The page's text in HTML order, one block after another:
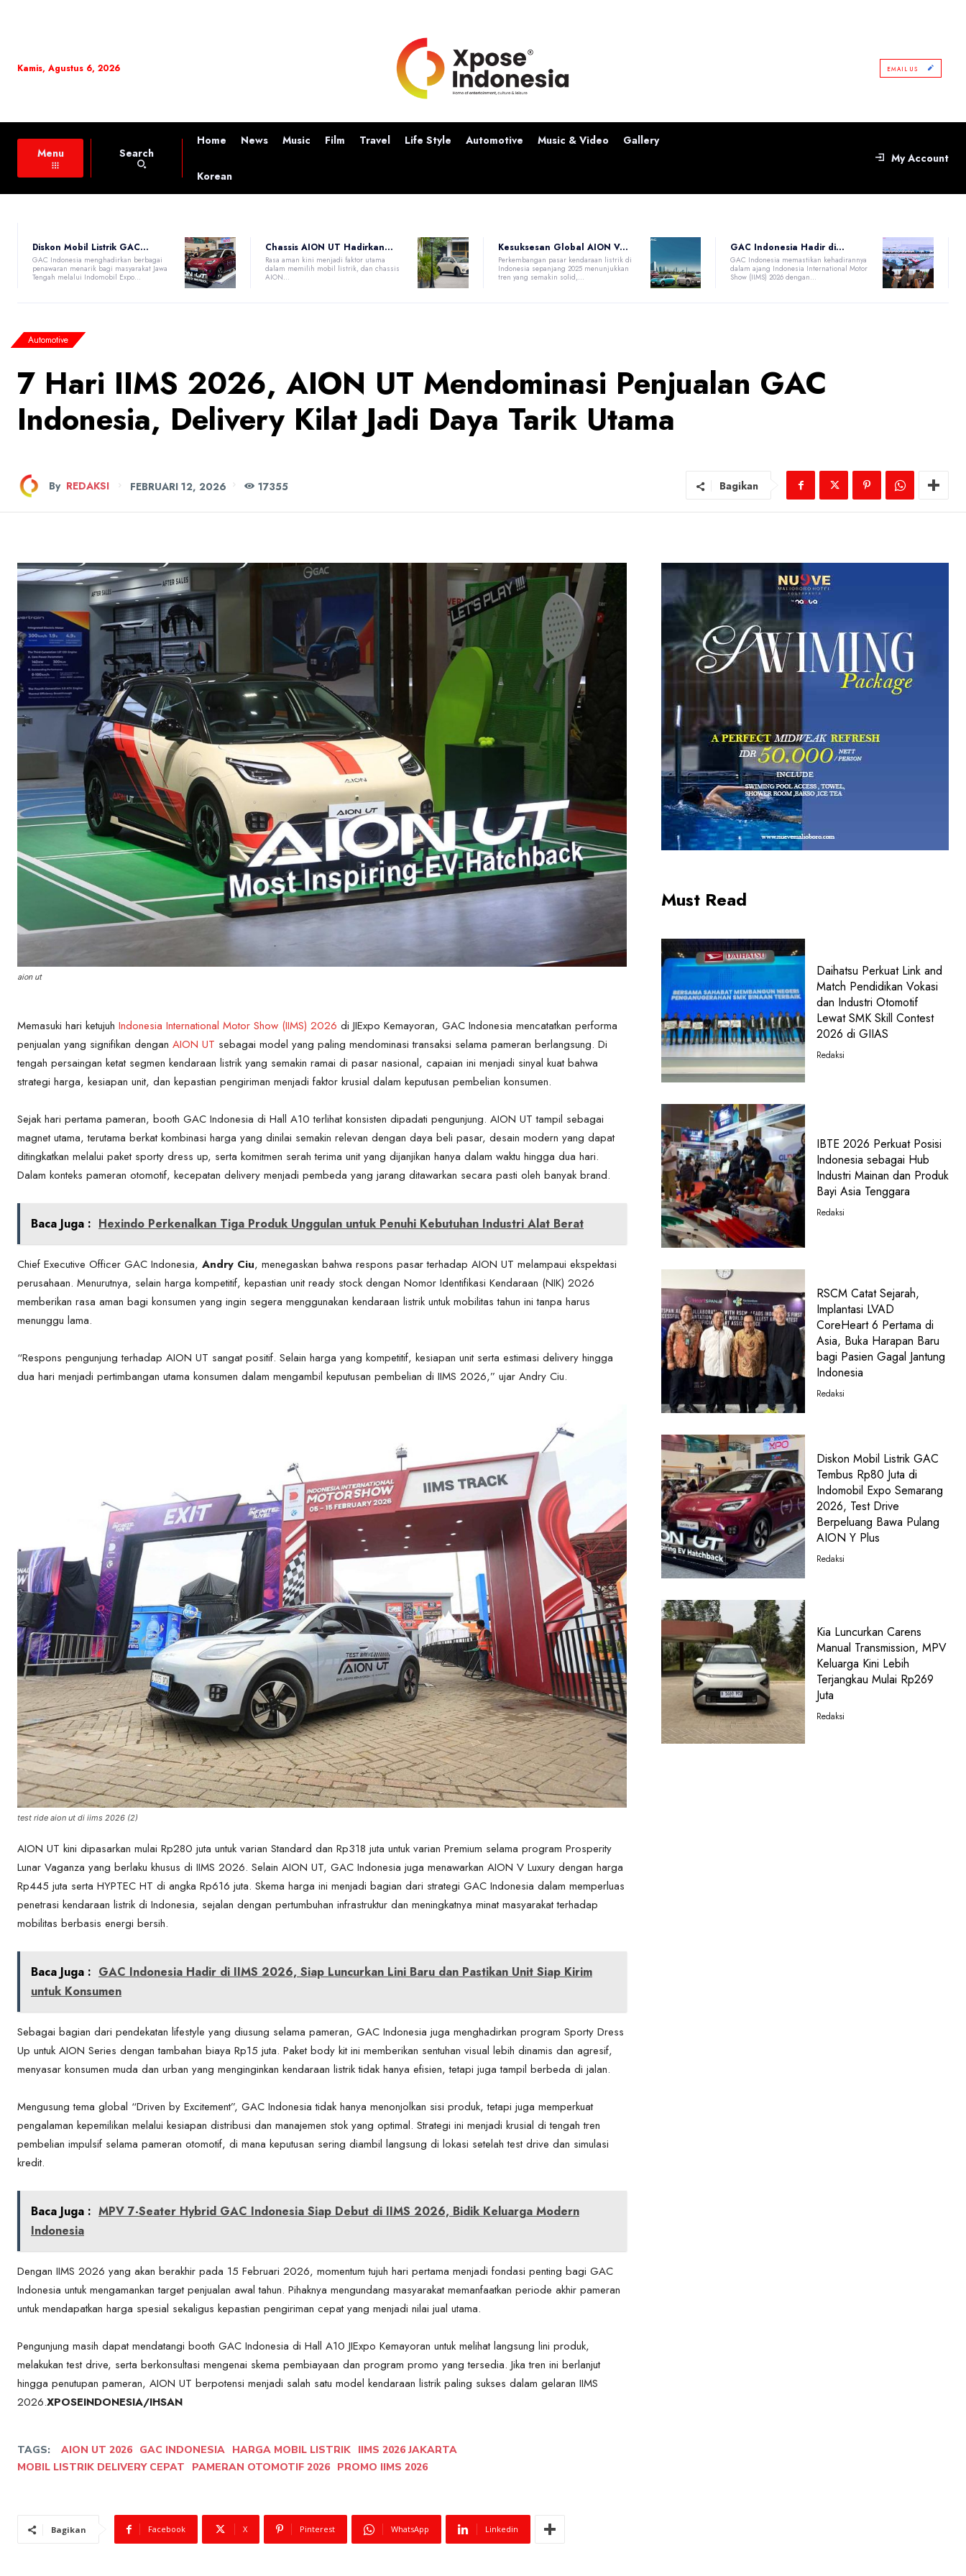
Kamis, Agustus 6, 2026 EMAIL US
Menu Search
Home News Music Film Travel Life Style Automotive Music & Video Gallery
Korean
My Account
Diskon Mobil Listrik GAC...
GAC Indonesia menghadirkan berbagai
penawaran menarik bagi masyarakat Jawa
Tengah melalui Indomobil Expo...
Chassis AION UT Hadirkan...
Rasa aman kini menjadi faktor utama
dalam memilih mobil listrik, dan chassis
AION...
Kesuksesan Global AION V...
Perkembangan pasar kendaraan listrik di
Indonesia sepanjang 2025 menunjukkan
tren yang semakin solid,...
GAC Indonesia Hadir di...
GAC Indonesia memastikan kehadirannya
dalam ajang Indonesia International Motor
Show (IIMS) 2026 dengan...
Automotive
7 Hari IIMS 2026, AION UT Mendominasi Penjualan GAC
Indonesia, Delivery Kilat Jadi Daya Tarik Utama
By REDAKSI FEBRUARI 12, 2026 17355 Bagikan
aion ut
Memasuki hari ketujuh Indonesia International Motor Show (IIMS) 2026 di JIExpo Kemayoran, GAC Indonesia mencatatkan performa
penjualan yang signifikan dengan AION UT sebagai model yang paling mendominasi transaksi selama pameran berlangsung. Di
tengah persaingan ketat segmen kendaraan listrik yang semakin ramai di pasar nasional, capaian ini menjadi sinyal kuat bahwa
strategi harga, kesiapan unit, dan kepastian pengiriman menjadi faktor krusial dalam keputusan pembelian konsumen.
Sejak hari pertama pameran, booth GAC Indonesia di Hall A10 terlihat konsisten dipadati pengunjung. AION UT tampil sebagai
magnet utama, terutama berkat kombinasi harga yang dinilai semakin relevan dengan daya beli pasar, desain modern yang dapat
ditingkatkan melalui paket sporty dress up, serta komitmen serah terima unit yang dijanjikan hanya dalam waktu hingga dua hari.
Dalam konteks pameran otomotif, kecepatan delivery menjadi pembeda yang jarang ditawarkan secara pasti oleh banyak brand.
Baca Juga : Hexindo Perkenalkan Tiga Produk Unggulan untuk Penuhi Kebutuhan Industri Alat Berat
Chief Executive Officer GAC Indonesia, Andry Ciu, menegaskan bahwa respons pasar terhadap AION UT melampaui ekspektasi
perusahaan. Menurutnya, selain harga kompetitif, kepastian unit ready stock dengan Nomor Identifikasi Kendaraan (NIK) 2026
memberikan rasa aman bagi konsumen yang ingin segera menggunakan kendaraan listrik untuk mobilitas tahun ini tanpa harus
menunggu lama.
“Respons pengunjung terhadap AION UT sangat positif. Selain harga yang kompetitif, kesiapan unit serta estimasi delivery hingga
dua hari menjadi pertimbangan utama konsumen dalam mengambil keputusan pembelian di IIMS 2026,” ujar Andry Ciu.
test ride aion ut di iims 2026 (2)
AION UT kini dipasarkan mulai Rp280 juta untuk varian Standard dan Rp318 juta untuk varian Premium selama program Prosperity
Lunar Vaganza yang berlaku khusus di IIMS 2026. Selain AION UT, GAC Indonesia juga menawarkan AION V Luxury dengan harga
Rp445 juta serta HYPTEC HT di angka Rp616 juta. Skema harga ini menjadi bagian dari strategi GAC Indonesia dalam memperluas
penetrasi kendaraan listrik di Indonesia, sejalan dengan pertumbuhan infrastruktur dan meningkatnya minat masyarakat terhadap
mobilitas berbasis energi bersih.
Baca Juga : GAC Indonesia Hadir di IIMS 2026, Siap Luncurkan Lini Baru dan Pastikan Unit Siap Kirim
untuk Konsumen
Sebagai bagian dari pendekatan lifestyle yang diusung selama pameran, GAC Indonesia juga menghadirkan program Sporty Dress
Up untuk AION Series dengan tambahan biaya Rp15 juta. Paket body kit ini memberikan sentuhan visual lebih dinamis dan agresif,
menyasar konsumen muda dan urban yang menginginkan kendaraan listrik tidak hanya efisien, tetapi juga tampil berbeda di jalan.
Mengusung tema global “Driven by Excitement”, GAC Indonesia tidak hanya menonjolkan sisi produk, tetapi juga memperkuat
pengalaman kepemilikan melalui kesiapan distribusi dan manajemen stok yang optimal. Strategi ini menjadi krusial di tengah tren
pembelian impulsif selama pameran otomotif, di mana keputusan sering diambil langsung di lokasi setelah test drive dan simulasi
kredit.
Baca Juga : MPV 7-Seater Hybrid GAC Indonesia Siap Debut di IIMS 2026, Bidik Keluarga Modern
Indonesia
Dengan IIMS 2026 yang akan berakhir pada 15 Februari 2026, momentum tujuh hari pertama menjadi fondasi penting bagi GAC
Indonesia untuk mengamankan target penjualan awal tahun. Pihaknya mengundang masyarakat memanfaatkan periode akhir pameran
untuk mendapatkan harga spesial sekaligus kepastian pengiriman cepat yang menjadi nilai jual utama.
Pengunjung masih dapat mendatangi booth GAC Indonesia di Hall A10 JIExpo Kemayoran untuk melihat langsung lini produk,
melakukan test drive, serta berkonsultasi mengenai skema pembiayaan dan program promo yang tersedia. Jika tren ini berlanjut
hingga penutupan pameran, AION UT berpotensi menjadi salah satu model kendaraan listrik paling sukses dalam gelaran IIMS
2026.XPOSEINDONESIA/IHSAN
TAGS: AION UT 2026 GAC INDONESIA HARGA MOBIL LISTRIK IIMS 2026 JAKARTA
MOBIL LISTRIK DELIVERY CEPAT
PAMERAN OTOMOTIF 2026 PROMO IIMS 2026
Bagikan Facebook X Pinterest WhatsApp Linkedin
Must Read
Daihatsu Perkuat Link and
Match Pendidikan Vokasi
dan Industri Otomotif
Lewat SMK Skill Contest
2026 di GIIAS
Redaksi
IBTE 2026 Perkuat Posisi
Indonesia sebagai Hub
Industri Mainan dan Produk
Bayi Asia Tenggara
Redaksi
RSCM Catat Sejarah,
Implantasi LVAD
CoreHeart 6 Pertama di
Asia, Buka Harapan Baru
bagi Pasien Gagal Jantung
Indonesia
Redaksi
Diskon Mobil Listrik GAC
Tembus Rp80 Juta di
Indomobil Expo Semarang
2026, Test Drive
Berpeluang Bawa Pulang
AION Y Plus
Redaksi
Kia Luncurkan Carens
Manual Transmission, MPV
Keluarga Kini Lebih
Terjangkau Mulai Rp269
Juta
Redaksi